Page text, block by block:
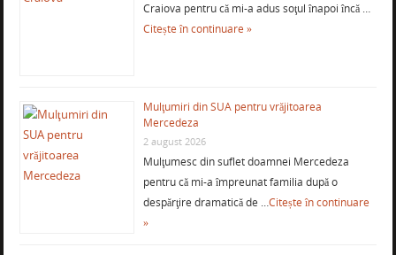
Craiova pentru că mi-a adus soţul înapoi încă …
Citește în continuare »
Mulţumiri din SUA pentru vrăjitoarea
Mercedeza
2 august 2026
Mulţumesc din suflet doamnei Mercedeza
pentru că mi-a împreunat familia după o
despărţire dramatică de …Citește în continuare
»